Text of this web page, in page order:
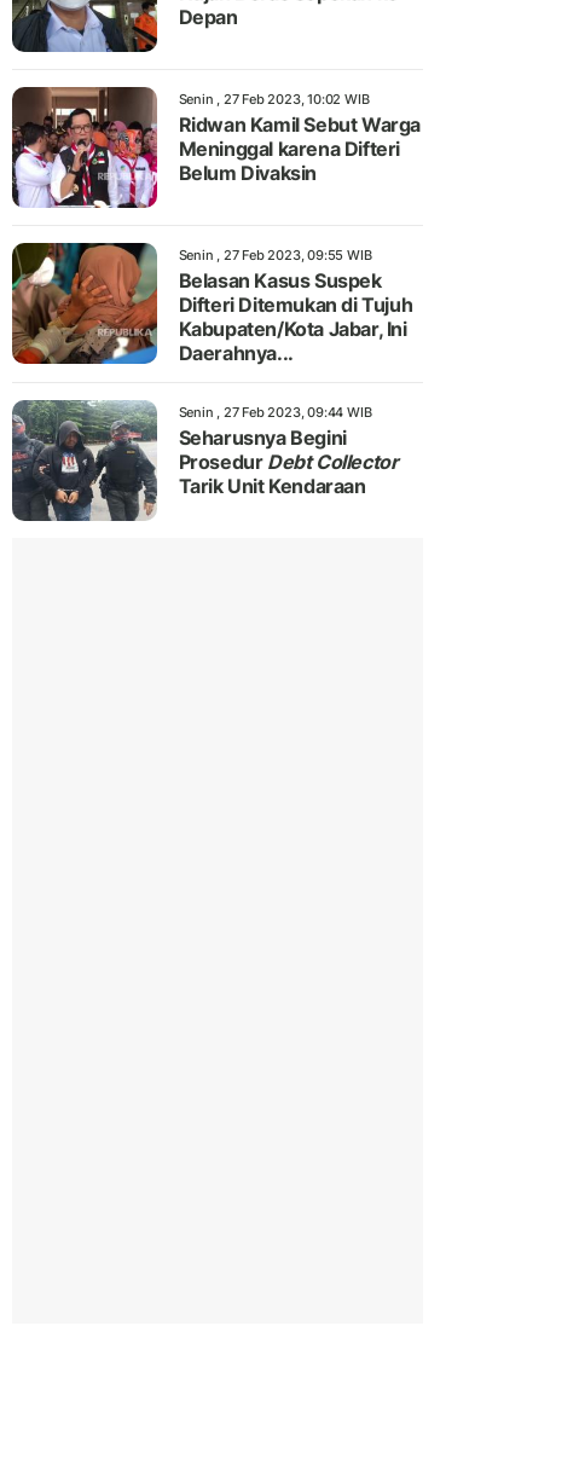
Depan
Senin , 27 Feb 2023, 10:02 WIB
Ridwan Kamil Sebut Warga
Meninggal karena Difteri
Belum Divaksin
Senin , 27 Feb 2023, 09:55 WIB
Belasan Kasus Suspek
Difteri Ditemukan di Tujuh
Kabupaten/Kota Jabar, Ini
Daerahnya...
Senin , 27 Feb 2023, 09:44 WIB
Seharusnya Begini
Prosedur Debt Collector
Tarik Unit Kendaraan